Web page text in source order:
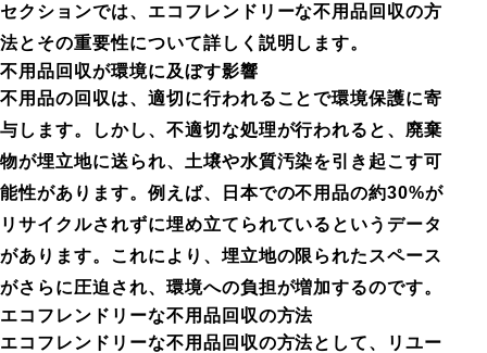
セクションでは、エコフレンドリーな不用品回収の方
法とその重要性について詳しく説明します。
不用品回収が環境に及ぼす影響
不用品の回収は、適切に行われることで環境保護に寄
与します。しかし、不適切な処理が行われると、廃棄
物が埋立地に送られ、土壌や水質汚染を引き起こす可
能性があります。例えば、日本での不用品の約30%が
リサイクルされずに埋め立てられているというデータ
があります。これにより、埋立地の限られたスペース
がさらに圧迫され、環境への負担が増加するのです。
エコフレンドリーな不用品回収の方法
エコフレンドリーな不用品回収の方法として、リユー